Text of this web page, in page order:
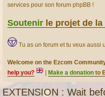
services pour son forum phpBB !
Soutenir le projet de
Tu as un forum et tu veux aussi
Welcome on the Ezcom
help you?
Make a donation to
EXTENSION : Wait